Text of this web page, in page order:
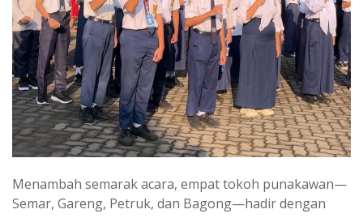
Menambah semarak acara, empat tokoh punakawan—
Semar, Gareng, Petruk, dan Bagong—hadir dengan